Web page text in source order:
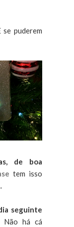
se puderem
de boa
tem isso
seguinte
Não há cá